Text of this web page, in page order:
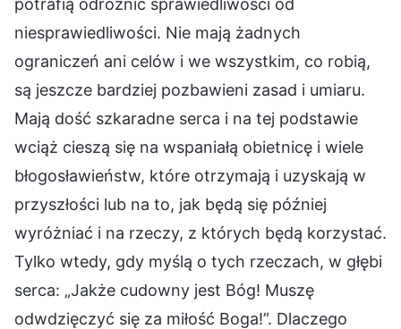
potrafią odróżnić sprawiedliwości od
niesprawiedliwości. Nie mają żadnych
ograniczeń ani celów i we wszystkim, co robią,
są jeszcze bardziej pozbawieni zasad i umiaru.
Mają dość szkaradne serca i na tej podstawie
wciąż cieszą się na wspaniałą obietnicę i wiele
błogosławieństw, które otrzymają i uzyskają w
przyszłości lub na to, jak będą się później
wyróżniać i na rzeczy, z których będą korzystać.
Tylko wtedy, gdy myślą o tych rzeczach, w głębi
serca: „Jakże cudowny jest Bóg! Muszę
odwdzięczyć się za miłość Boga!”. Dlaczego